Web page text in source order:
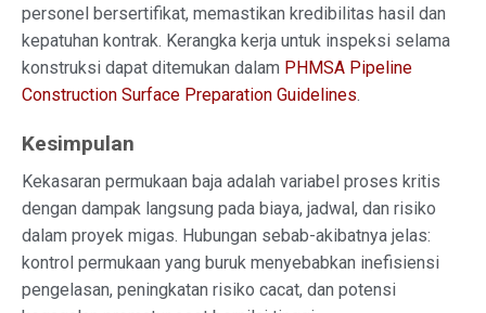
personel bersertifikat, memastikan kredibilitas hasil dan
kepatuhan kontrak. Kerangka kerja untuk inspeksi selama
konstruksi dapat ditemukan dalam PHMSA Pipeline
Construction Surface Preparation Guidelines.
Kesimpulan
Kekasaran permukaan baja adalah variabel proses kritis
dengan dampak langsung pada biaya, jadwal, dan risiko
dalam proyek migas. Hubungan sebab-akibatnya jelas:
kontrol permukaan yang buruk menyebabkan inefisiensi
pengelasan, peningkatan risiko cacat, dan potensi